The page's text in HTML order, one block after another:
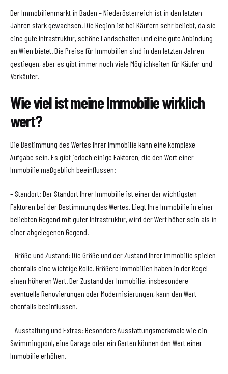
Der Immobilienmarkt in Baden – Niederösterreich ist in den letzten
Jahren stark gewachsen. Die Region ist bei Käufern sehr beliebt, da sie
eine gute Infrastruktur, schöne Landschaften und eine gute Anbindung
an Wien bietet. Die Preise für Immobilien sind in den letzten Jahren
gestiegen, aber es gibt immer noch viele Möglichkeiten für Käufer und
Verkäufer.
Wie viel ist meine Immobilie wirklich
wert?
Die Bestimmung des Wertes Ihrer Immobilie kann eine komplexe
Aufgabe sein. Es gibt jedoch einige Faktoren, die den Wert einer
Immobilie maßgeblich beeinflussen:
– Standort: Der Standort Ihrer Immobilie ist einer der wichtigsten
Faktoren bei der Bestimmung des Wertes. Liegt Ihre Immobilie in einer
beliebten Gegend mit guter Infrastruktur, wird der Wert höher sein als in
einer abgelegenen Gegend.
– Größe und Zustand: Die Größe und der Zustand Ihrer Immobilie spielen
ebenfalls eine wichtige Rolle. Größere Immobilien haben in der Regel
einen höheren Wert. Der Zustand der Immobilie, insbesondere
eventuelle Renovierungen oder Modernisierungen, kann den Wert
ebenfalls beeinflussen.
– Ausstattung und Extras: Besondere Ausstattungsmerkmale wie ein
Swimmingpool, eine Garage oder ein Garten können den Wert einer
Immobilie erhöhen.